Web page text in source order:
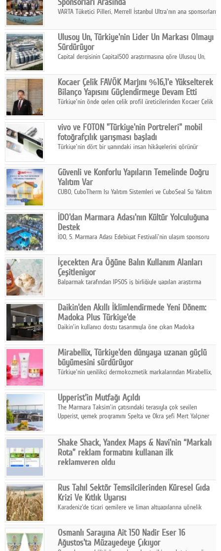
VARTA Tüketici Pilleri, Merrell İstanbul Ultra'nın ana sponsorları
enerjisine güç katıyor.
Ulusoy Un, Türkiye'nin Lider Un Markası Olmayı
Sürdürüyor
Capital dergisinin Capital500 araştırmasına göre Ulusoy Un,
hasılatıyla Türkiye'nin en büyük 83. firması oldu.
Kocaer Çelik FAVÖK Marjını %16,1'e Yükselterek
Bilanço Yapısını Güçlendirmeye Devam Etti
Türkiye'nin önde gelen çelik profil üreticilerinden Kocaer Çelik
Çelik FAVÖK Marjını %16,1'e yükseltti.
vivo ve FOTON "Türkiye'nin Portreleri" mobil
fotoğrafçılık yarışması başladı
Türkiye'nin dört bir yanındaki insan hikâyelerini görünür
insanını, kültürünü ve yaşamını portre fotoğraflarıyla
anlatmaya davet ediyor.
Güvenli ve Konforlu Yapıların Temelinde Doğru
Yalıtım Var
CUBO, CuboTherm Isı Yalıtım Sistemleri ve CuboSeal Su Yalıtım
ve sürdürülebilir çözümler sunuyor.
İDO'dan Marmara Adası'nın Kültür Yolculuğuna
Destek
İDO, 5. Marmara Adası Edebiyat Festivali'nin ulaşım sponsoru
ettiriyor.
İçecekten Ara Öğüne Balın Kullanım Alanları
Çeşitleniyor
Balparmak tarafından IPSOS iş birliğiyle yapılan araştırma
ıhlamur gibi içeceklerde tercih ettiğini ortaya koyuyor.
Daikin'den Akıllı İklimlendirmede Yeni Dönem:
Madoka Plus Türkiye'de
Daikin'in kullanıcı dostu tasarımıyla öne çıkan Madoka
kontrol ünitesi Madoka Plus Türkiye'de satışa sunuldu.
Mirabellix, Türkiye'den dünyaya uzanan güçlü
büyümesini sürdürüyor
Türkiye'nin yenilikçi dermokozmetik markalarından Mirabellix,
ürünleriyle hem yurt içinde hem de uluslararası pazarlarda
büyümesini sürdürüyor.
Upperist'in Mutfağı Açıldı
The Marmara Taksim'in çatısındaki terasıyla çok sevilen
Upperist, yemek programını Spelta ve Okra şefi Mert Yalçıner
Shake Shack, Yandex Maps & Navi'nin “Markalı
Rota” reklam formatını kullanan ilk
reklamveren oldu
artırmak amacıyla Cereyan Medya ve Yandex Ads iş birliğiyle
Yandex Maps & Navi'nin yeni "Markalı Rota" reklam formatını
kullanan ilk marka oldu.
Rus Tahıl Sektör Temsilcilerinden Küresel Gıda
Krizi Ve Kıtlık Uyarısı
Karadeniz'de ticari gemilere ve liman altyapılarına yönelik
geçirdi.
Osmanlı Sarayına Ait 150 Nadir Eser 16
Ağustos'ta Müzayedeye Çıkıyor